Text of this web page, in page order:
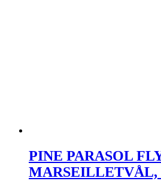
PINE PARASOL
MARSEILLETVÅL,